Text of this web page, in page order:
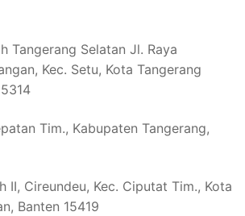
Tangerang Selatan Jl. Raya
Kec. Setu, Kota Tangerang
Tim., Kabupaten Tangerang,
II, Cireundeu, Kec. Ciputat Tim., Kota
Banten 15419